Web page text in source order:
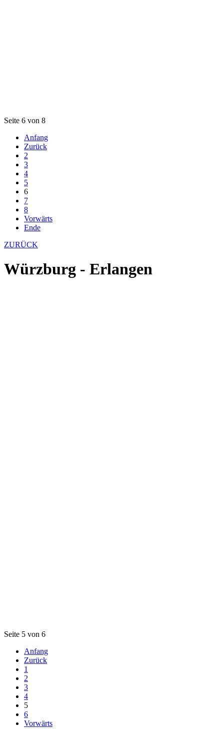
Seite 6 von 8
Anfang
Zurück
2
3
4
5
6
7
8
Vorwärts
Ende
ZURÜCK
Würzburg - Erlangen
Seite 5 von 6
Anfang
Zurück
1
2
3
4
5
6
Vorwärts